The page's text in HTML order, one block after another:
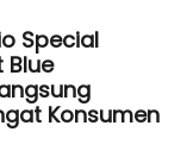
Special
Blue
Konsumen